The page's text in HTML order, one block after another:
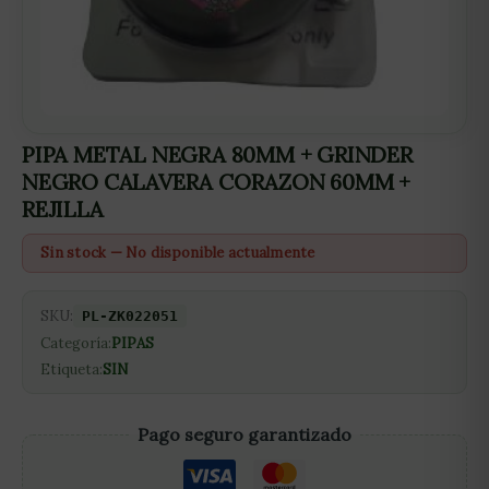
PIPA METAL NEGRA 80MM + GRINDER
NEGRO CALAVERA CORAZON 60MM +
REJILLA
Sin stock — No disponible actualmente
SKU: PL-ZK022051
Categoría:PIPAS
Etiqueta:SIN
Pago seguro garantizado